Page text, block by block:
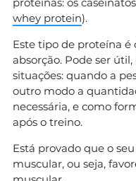
whey protein).
Este tipo de proteína é
absorção. Pode ser
situações: quando a
outro modo a
necessária, e como
após o treino.
Está provado que o
muscular, ou seja,